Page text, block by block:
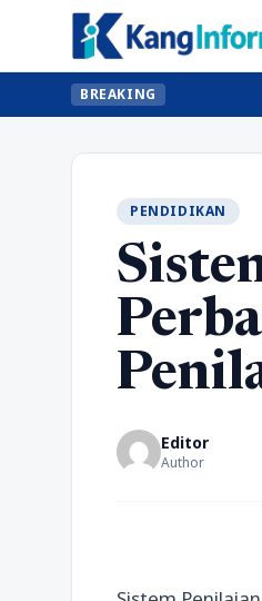
BREAKING
PENDIDIKAN
Editor
Author